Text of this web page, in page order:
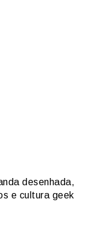
desenhada,
e cultura geek